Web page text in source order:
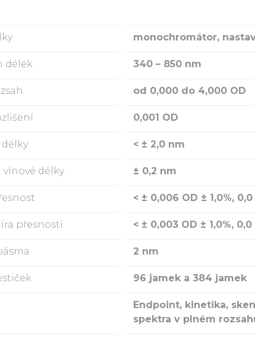
monochromátor,
délek 340 – 850 nm
od 0,000 do 4,000 OD
0,001 OD
délky < ± 2,0 nm
délky ± 0,2 nm
< ± 0,006 OD ± 1,0%,
přesnosti < ± 0,003 OD ± 1,0%,
2 nm
96 jamek a 384 jamek
Endpoint, kinetika,
spektra v plném